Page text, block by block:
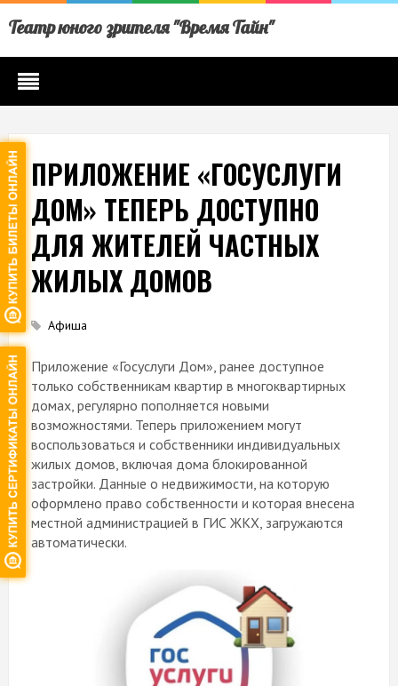
Театр юного зрителя "Время Тайн"
ПРИЛОЖЕНИЕ «ГОСУСЛУГИ
ДОМ» ТЕПЕРЬ ДОСТУПНО
ДЛЯ ЖИТЕЛЕЙ ЧАСТНЫХ
ЖИЛЫХ ДОМОВ
Афиша
Приложение «Госуслуги Дом», ранее доступное
только собственникам квартир в многоквартирных
домах, регулярно пополняется новыми
возможностями. Теперь приложением могут
воспользоваться и собственники индивидуальных
жилых домов, включая дома блокированной
застройки. Данные о недвижимости, на которую
оформлено право собственности и которая внесена
местной администрацией в ГИС ЖКХ, загружаются
автоматически.